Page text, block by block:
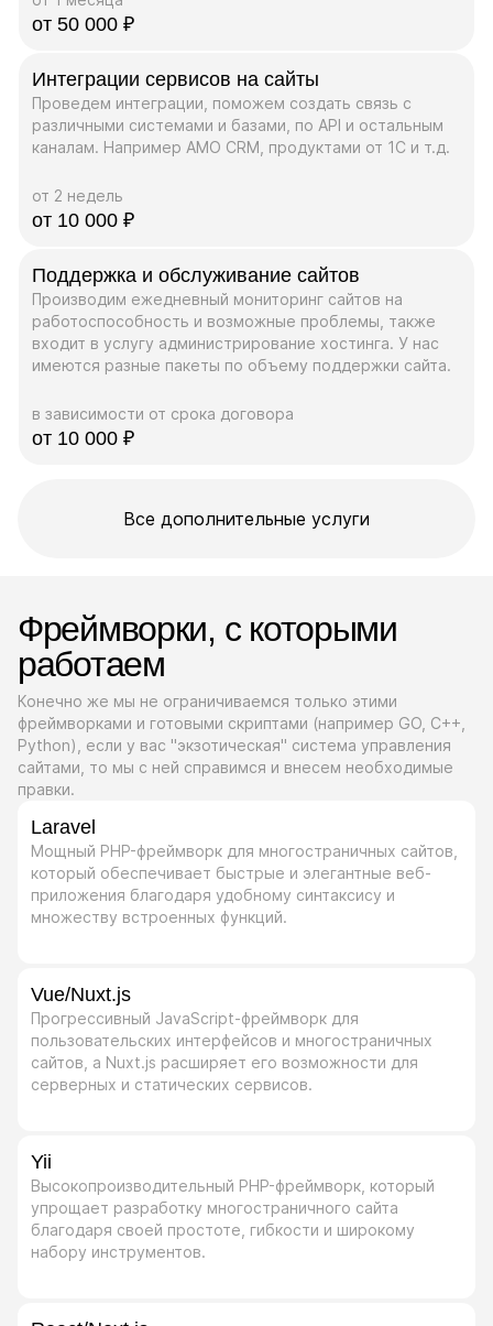
от 50 000 ₽
Интеграции сервисов на сайты
Проведем интеграции, поможем создать связь с
различными системами и базами, по API и остальным
каналам. Например AMO CRM, продуктами от 1C и т.д.
от 2 недель
от 10 000 ₽
Поддержка и обслуживание сайтов
Производим ежедневный мониторинг сайтов на
работоспособность и возможные проблемы, также
входит в услугу администрирование хостинга. У нас
имеются разные пакеты по объему поддержки сайта.
в зависимости от срока договора
от 10 000 ₽
Все дополнительные услуги
Фреймворки, с которыми
работаем
Конечно же мы не ограничиваемся только этими
фреймворками и готовыми скриптами (например GO, C++,
Python), если у вас "экзотическая" система управления
сайтами, то мы с ней справимся и внесем необходимые
правки.
Laravel
Мощный PHP-фреймворк для многостраничных сайтов,
который обеспечивает быстрые и элегантные веб-
приложения благодаря удобному синтаксису и
множеству встроенных функций.
Vue/Nuxt.js
Прогрессивный JavaScript-фреймворк для
пользовательских интерфейсов и многостраничных
сайтов, а Nuxt.js расширяет его возможности для
серверных и статических сервисов.
Yii
Высокопроизводительный PHP-фреймворк, который
упрощает разработку многостраничного сайта
благодаря своей простоте, гибкости и широкому
набору инструментов.